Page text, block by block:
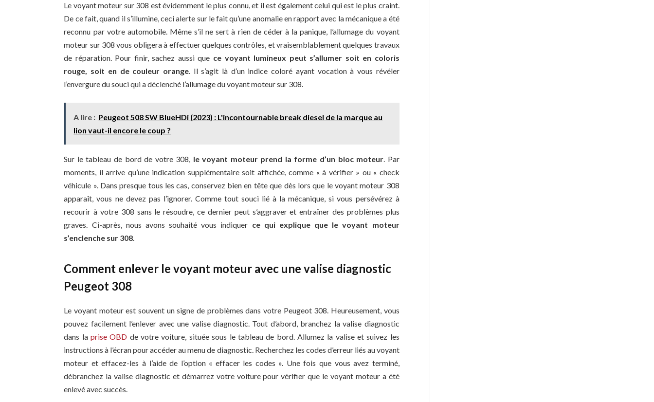
Le voyant moteur sur 308 est évidemment le plus connu, et il est également celui qui est le plus craint.
De ce fait, quand il s’illumine, ceci alerte sur le fait qu’une anomalie en rapport avec la mécanique a été
reconnu par votre automobile. Même s’il ne sert à rien de céder à la panique, l’allumage du voyant
moteur sur 308 vous obligera à effectuer quelques contrôles, et vraisemblablement quelques travaux
de réparation. Pour finir, sachez aussi que ce voyant lumineux peut s’allumer soit en coloris
rouge, soit en de couleur orange. Il s’agit là d’un indice coloré ayant vocation à vous révéler
l’envergure du souci qui a déclenché l’allumage du voyant moteur sur 308.
A lire : Peugeot 508 SW BlueHDi (2023) : L'incontournable break diesel de la marque au
lion vaut-il encore le coup ?
Sur le tableau de bord de votre 308, le voyant moteur prend la forme d’un bloc moteur. Par
moments, il arrive qu’une indication supplémentaire soit affichée, comme « à vérifier » ou « check
véhicule ». Dans presque tous les cas, conservez bien en tête que dès lors que le voyant moteur 308
apparaît, vous ne devez pas l’ignorer. Comme tout souci lié à la mécanique, si vous persévérez à
recourir à votre 308 sans le résoudre, ce dernier peut s’aggraver et entraîner des problèmes plus
graves. Ci-après, nous avons souhaité vous indiquer ce qui explique que le voyant moteur
s’enclenche sur 308.
Comment enlever le voyant moteur avec une valise diagnostic
Peugeot 308
Le voyant moteur est souvent un signe de problèmes dans votre Peugeot 308. Heureusement, vous
pouvez facilement l’enlever avec une valise diagnostic. Tout d’abord, branchez la valise diagnostic
dans laprise OBD de votre voiture, située sous le tableau de bord. Allumez la valise et suivez les
instructions à l’écran pour accéder au menu de diagnostic. Recherchez les codes d’erreur liés au voyant
moteur et effacez-les à l’aide de l’option « effacer les codes ». Une fois que vous avez terminé,
débranchez la valise diagnostic et démarrez votre voiture pour vérifier que le voyant moteur a été
enlevé avec succès.